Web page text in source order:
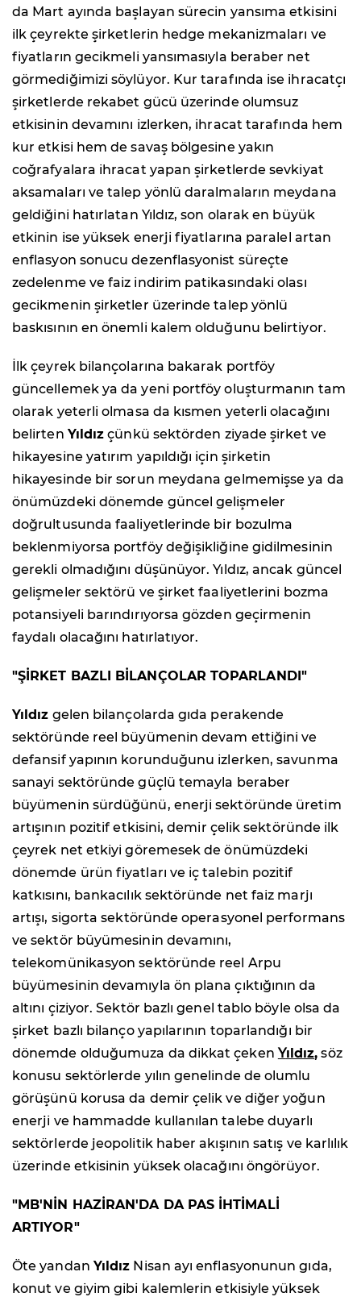
da Mart ayında başlayan sürecin yansıma etkisini
ilk çeyrekte şirketlerin hedge mekanizmaları ve
fiyatların gecikmeli yansımasıyla beraber net
görmediğimizi söylüyor. Kur tarafında ise ihracatçı
şirketlerde rekabet gücü üzerinde olumsuz
etkisinin devamını izlerken, ihracat tarafında hem
kur etkisi hem de savaş bölgesine yakın
coğrafyalara ihracat yapan şirketlerde sevkiyat
aksamaları ve talep yönlü daralmaların meydana
geldiğini hatırlatan Yıldız, son olarak en büyük
etkinin ise yüksek enerji fiyatlarına paralel artan
enflasyon sonucu dezenflasyonist süreçte
zedelenme ve faiz indirim patikasındaki olası
gecikmenin şirketler üzerinde talep yönlü
baskısının en önemli kalem olduğunu belirtiyor.
İlk çeyrek bilançolarına bakarak portföy
güncellemek ya da yeni portföy oluşturmanın tam
olarak yeterli olmasa da kısmen yeterli olacağını
belirten Yıldız çünkü sektörden ziyade şirket ve
hikayesine yatırım yapıldığı için şirketin
hikayesinde bir sorun meydana gelmemişse ya da
önümüzdeki dönemde güncel gelişmeler
doğrultusunda faaliyetlerinde bir bozulma
beklenmiyorsa portföy değişikliğine gidilmesinin
gerekli olmadığını düşünüyor. Yıldız, ancak güncel
gelişmeler sektörü ve şirket faaliyetlerini bozma
potansiyeli barındırıyorsa gözden geçirmenin
faydalı olacağını hatırlatıyor.
"ŞİRKET BAZLI BİLANÇOLAR TOPARLANDI"
Yıldız gelen bilançolarda gıda perakende
sektöründe reel büyümenin devam ettiğini ve
defansif yapının korunduğunu izlerken, savunma
sanayi sektöründe güçlü temayla beraber
büyümenin sürdüğünü, enerji sektöründe üretim
artışının pozitif etkisini, demir çelik sektöründe ilk
çeyrek net etkiyi göremesek de önümüzdeki
dönemde ürün fiyatları ve iç talebin pozitif
katkısını, bankacılık sektöründe net faiz marjı
artışı, sigorta sektöründe operasyonel performans
ve sektör büyümesinin devamını,
telekomünikasyon sektöründe reel Arpu
büyümesinin devamıyla ön plana çıktığının da
altını çiziyor. Sektör bazlı genel tablo böyle olsa da
şirket bazlı bilanço yapılarının toparlandığı bir
dönemde olduğumuza da dikkat çeken Yıldız, söz
konusu sektörlerde yılın genelinde de olumlu
görüşünü korusa da demir çelik ve diğer yoğun
enerji ve hammadde kullanılan talebe duyarlı
sektörlerde jeopolitik haber akışının satış ve karlılık
üzerinde etkisinin yüksek olacağını öngörüyor.
"MB'NİN HAZİRAN'DA DA PAS İHTİMALİ
ARTIYOR"
Öte yandan Yıldız Nisan ayı enflasyonunun gıda,
konut ve giyim gibi kalemlerin etkisiyle yüksek